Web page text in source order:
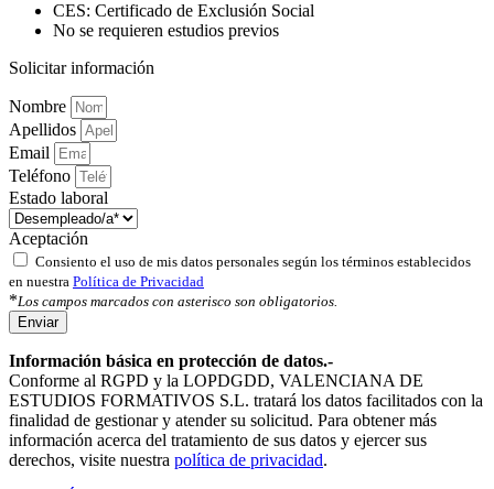
CES: Certificado de Exclusión Social
No se requieren estudios previos
Solicitar información
Nombre
Apellidos
Email
Teléfono
Estado laboral
Aceptación
Consiento el uso de mis datos personales según los términos establecidos
en nuestra Política de Privacidad
*Los campos marcados con asterisco son obligatorios.
Enviar
Información básica en protección de datos.-
Conforme al RGPD y la LOPDGDD, VALENCIANA DE
ESTUDIOS FORMATIVOS S.L. tratará los datos facilitados con la
finalidad de gestionar y atender su solicitud. Para obtener más
información acerca del tratamiento de sus datos y ejercer sus
derechos, visite nuestra política de privacidad.